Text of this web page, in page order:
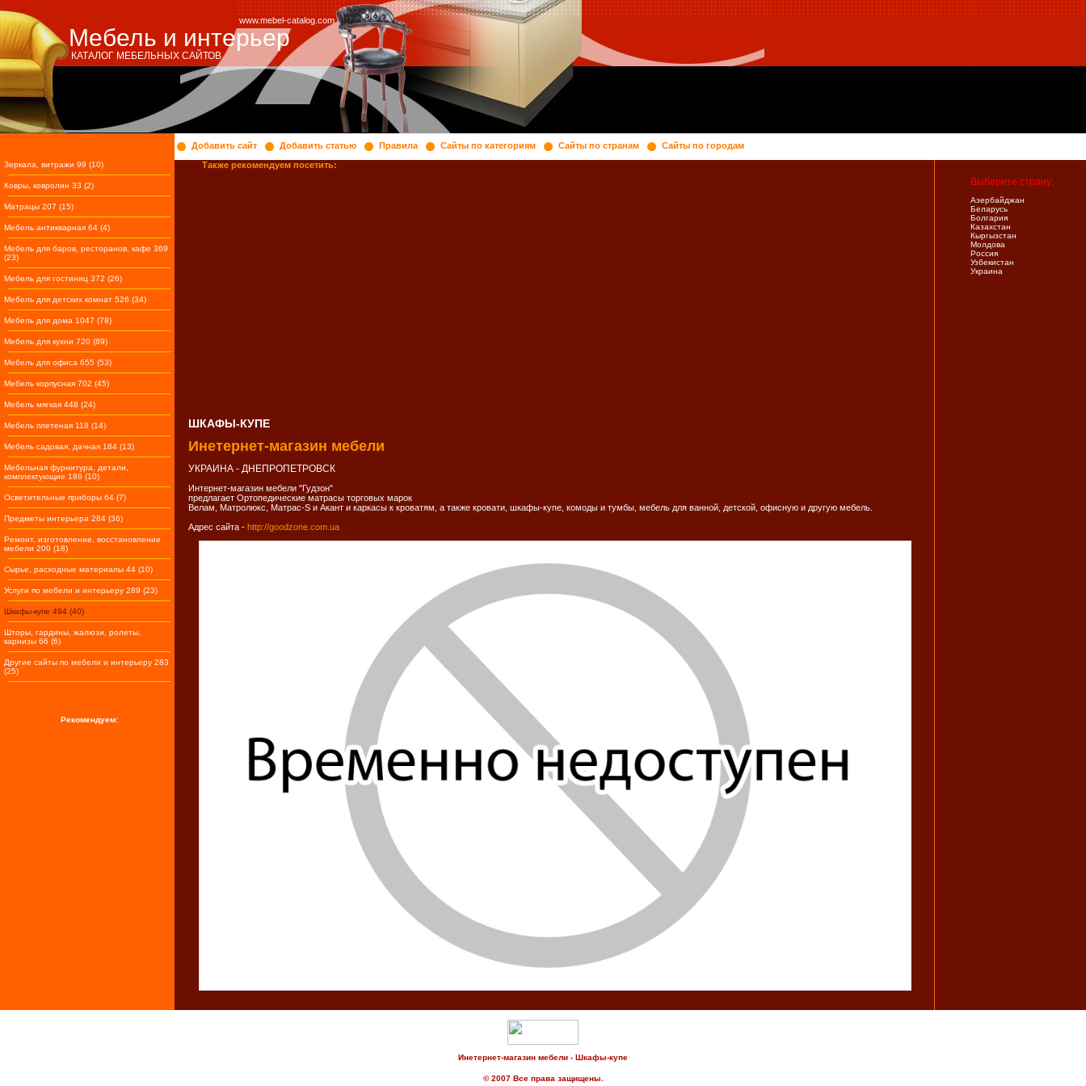
Мебель и интерьер
www.mebel-catalog.com
КАТАЛОГ МЕБЕЛЬНЫХ САЙТОВ
Зеркала, витражи 99 (10)
Ковры, ковролин 33 (2)
Матрацы 207 (15)
Мебель антикварная 64 (4)
Мебель для баров, ресторанов, кафе 369
(23)
Мебель для гостиниц 372 (26)
Мебель для детских комнат 526 (34)
Мебель для дома 1047 (78)
Мебель для кухни 720 (89)
Мебель для офиса 655 (53)
Мебель корпусная 702 (45)
Мебель мягкая 448 (24)
Мебель плетеная 118 (14)
Мебель садовая, дачная 184 (13)
Мебельная фурнитура, детали,
комплектующие 189 (10)
Осветительные приборы 64 (7)
Предметы интерьера 284 (36)
Ремонт, изготовление, восстановление
мебели 200 (18)
Сырье, расходные материалы 44 (10)
Услуги по мебели и интерьеру 289 (23)
Шкафы-купе 494 (40)
Шторы, гардины, жалюзи, ролеты,
карнизы 66 (6)
Другие сайты по мебели и интерьеру 283
(25)
Рекомендуем:
Добавить сайт Добавить статью Правила Сайты по категориям Сайты по странам
Сайты по городам
Также рекомендуем посетить:
ШКАФЫ-КУПЕ
Инетернет-магазин мебели
УКРАИНА - ДНЕПРОПЕТРОВСК
Интернет-магазин мебели "Гудзон"
предлагает Ортопедические матрасы торговых марок
Велам, Матролюкс, Матрас-S и Акант и каркасы к кроватям, а также кровати, шкафы-купе, комоды и тумбы, мебель для ванной, детской, офисную и другую мебель.
Адрес сайта - http://goodzone.com.ua
Выберите страну:
Азербайджан
Беларусь
Болгария
Казахстан
Кыргызстан
Молдова
Россия
Узбекистан
Украина
Инетернет-магазин мебели - Шкафы-купе
© 2007 Все права защищены.